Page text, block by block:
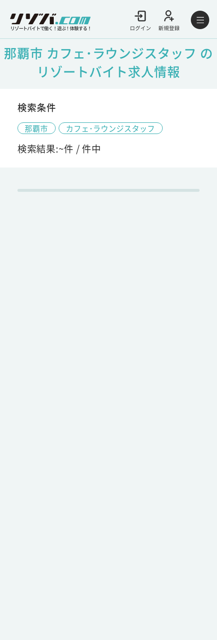
リゾートバイトで働く！遊ぶ！体験する！ ログイン 新規登録
那覇市 カフェ･ラウンジスタッフ の
リゾートバイト求人情報
検索条件
那覇市 カフェ･ラウンジスタッフ
検索結果:~件 /件中